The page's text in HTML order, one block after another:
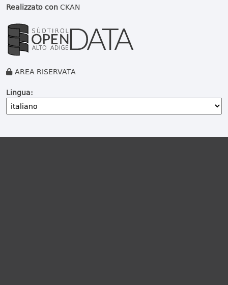
Realizzato conCKAN
AREA RISERVATA
Lingua